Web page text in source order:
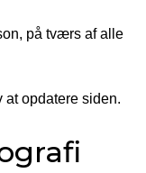
på tværs af alle
opdatere siden.